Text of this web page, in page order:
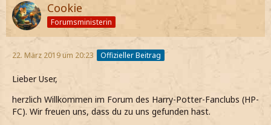
Jetzt Fanclub-Mitglied werden!
Cookie
Forumsministerin
22. März 2019 um 20:23 Offizieller Beitrag
Lieber User,
herzlich Willkommen im Forum des Harry-Potter-Fanclubs (HP-
FC). Wir freuen uns, dass du zu uns gefunden hast.